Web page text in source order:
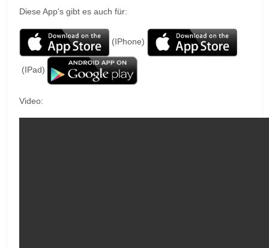
Diese App's gibt es auch für:
(IPhone)
(IPad)
Video: